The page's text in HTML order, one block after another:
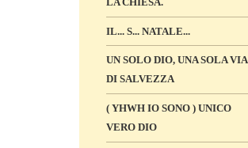
IL... S... NATALE...
UN SOLO DIO, UNA SOLA VIA
DI SALVEZZA
( YHWH IO SONO ) UNICO
VERO DIO